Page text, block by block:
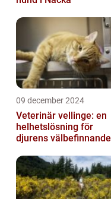
09 december 2024
Veterinär vellinge: en
helhetslösning för
djurens välbefinnande